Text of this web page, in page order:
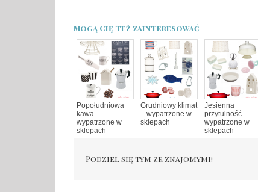
Mogą Cię też zainteresować
Popołudniowa
kawa –
wypatrzone w
sklepach
Grudniowy klimat
– wypatrzone w
sklepach
Jesienna
przytulność –
wypatrzone w
sklepach
Podziel się tym ze znajomymi!